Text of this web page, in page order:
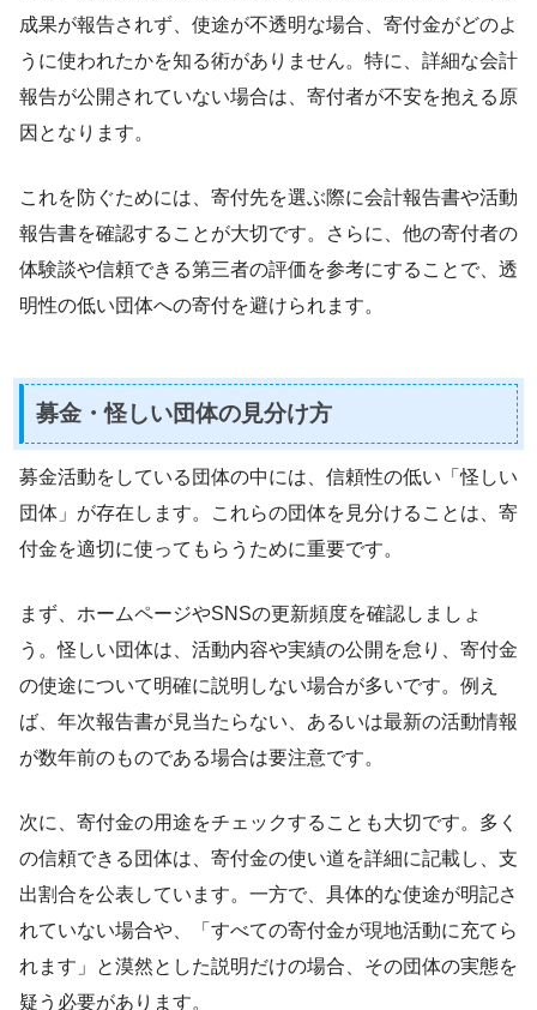
成果が報告されず、使途が不透明な場合、寄付金がどのよ
うに使われたかを知る術がありません。特に、詳細な会計
報告が公開されていない場合は、寄付者が不安を抱える原
因となります。
これを防ぐためには、寄付先を選ぶ際に会計報告書や活動
報告書を確認することが大切です。さらに、他の寄付者の
体験談や信頼できる第三者の評価を参考にすることで、透
明性の低い団体への寄付を避けられます。
募金・怪しい団体の見分け方
募金活動をしている団体の中には、信頼性の低い「怪しい
団体」が存在します。これらの団体を見分けることは、寄
付金を適切に使ってもらうために重要です。
まず、ホームページやSNSの更新頻度を確認しましょ
う。怪しい団体は、活動内容や実績の公開を怠り、寄付金
の使途について明確に説明しない場合が多いです。例え
ば、年次報告書が見当たらない、あるいは最新の活動情報
が数年前のものである場合は要注意です。
次に、寄付金の用途をチェックすることも大切です。多く
の信頼できる団体は、寄付金の使い道を詳細に記載し、支
出割合を公表しています。一方で、具体的な使途が明記さ
れていない場合や、「すべての寄付金が現地活動に充てら
れます」と漠然とした説明だけの場合、その団体の実態を
疑う必要があります。